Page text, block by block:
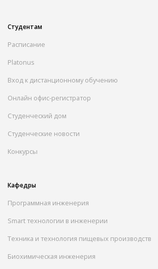
Студентам
Расписание
Platonus
Вход к дистанционному обучению
Онлайн офис-регистратор
Студенческий дом
Студенческие новости
Конкурсы
Кафедры
Программная инженерия
Smart технологии в инженерии
Техника и технология пищевых производств
Биохимическая инженерия